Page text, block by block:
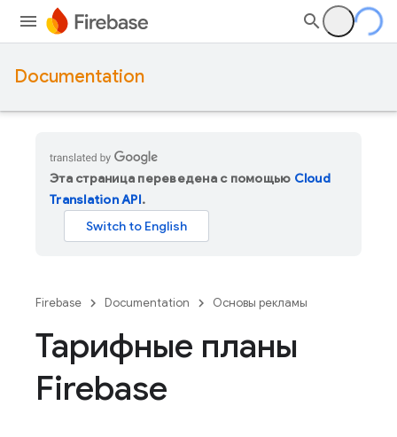
Documentation
Эта страница переведена с помощью Cloud
Translation API.
Firebase Documentation Основы рекламы
Тарифные планы
Firebase